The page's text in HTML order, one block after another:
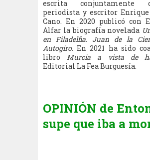
escrita
periodista y escritor
Cano. En 2020 publicó con
Alfar la biografía novelada
en Filadelfia. Juan de la
Autogiro. En 2021 ha sido
libro Murcia a vista de
Editorial La Fea Burguesía.
OPINIÓN de
supe que iba a